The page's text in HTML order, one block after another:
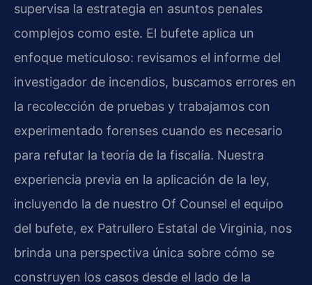
supervisa la estrategia en asuntos penales
complejos como este. El bufete aplica un
enfoque meticuloso: revisamos el informe del
investigador de incendios, buscamos errores en
la recolección de pruebas y trabajamos con
experimentado forenses cuando es necesario
para refutar la teoría de la fiscalía. Nuestra
experiencia previa en la aplicación de la ley,
incluyendo la de nuestro Of Counsel el equipo
del bufete, ex Patrullero Estatal de Virginia, nos
brinda una perspectiva única sobre cómo se
construyen los casos desde el lado de la